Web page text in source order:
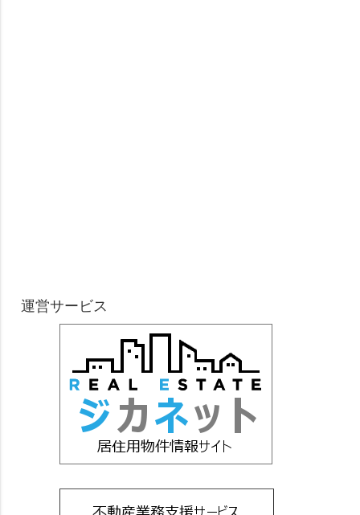
運営サービス